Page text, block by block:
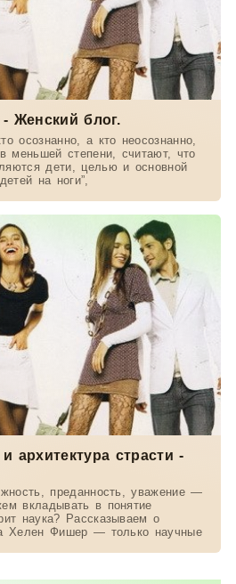
Женский блог.
осознанно, а кто неосознанно,
меньшей степени, считают, что
дети, целью и основной
на ноги”,
архитектура страсти -
преданность, уважение —
вкладывать в понятие
наука? Рассказываем о
Хелен Фишер — только научные